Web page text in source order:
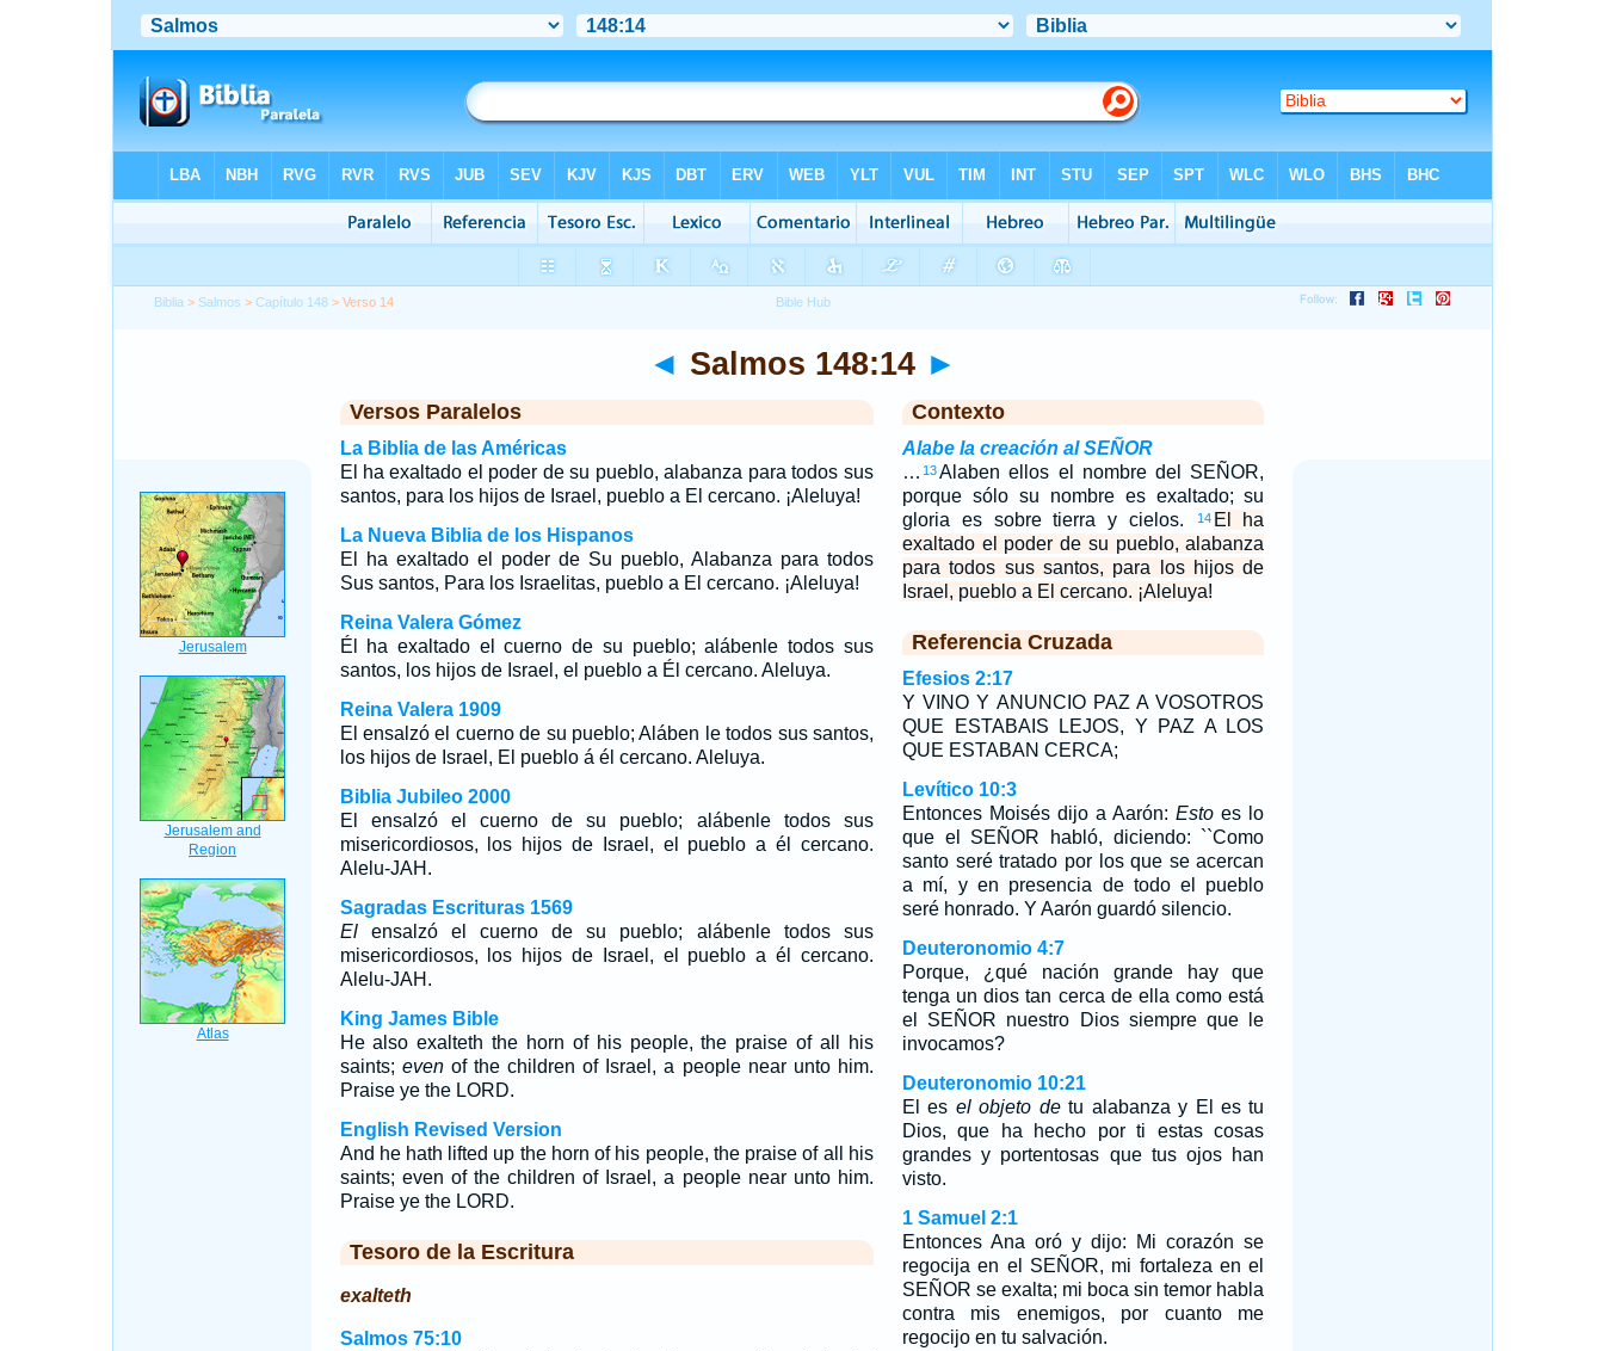
Biblia > Salmos >Capítulo 148 > Verso 14
◄ Salmos 148:14 ►
Versos Paralelos
La Biblia de las Américas
El ha exaltado el poder de su pueblo, alabanza para todos sus
santos, para los hijos de Israel, pueblo a El cercano. ¡Aleluya!
La Nueva Biblia de los Hispanos
El ha exaltado el poder de Su pueblo, Alabanza para todos
Sus santos, Para los Israelitas, pueblo a El cercano. ¡Aleluya!
Reina Valera Gómez
Él ha exaltado el cuerno de su pueblo; alábenle todos sus
santos, los hijos de Israel, el pueblo a Él cercano. Aleluya.
Reina Valera 1909
El ensalzó el cuerno de su pueblo; Aláben le todos sus santos,
los hijos de Israel, El pueblo á él cercano. Aleluya.
Biblia Jubileo 2000
El
ensalzó el cuerno de su pueblo; alábenle todos sus
misericordiosos, los hijos de Israel, el pueblo a él cercano.
Alelu-JAH.
Sagradas Escrituras 1569
Elensalzó el cuerno de su pueblo; alábenle todos sus
misericordiosos, los hijos de Israel, el pueblo a él cercano.
Alelu-JAH.
King James Bible
He also exalteth the horn of his people, the praise of all his
saints; evenof the children of Israel, a people near unto him.
Praise ye the LORD.
English Revised Version
And he hath lifted up the horn of his people, the praise of all his
saints; even of the children of Israel, a people near unto him.
Praise ye the LORD.
Tesoro de la Escritura
exalteth
Salmos 75:10
Contexto
Alabe la creación al SEÑOR
… 13Alaben ellos el nombre del SEÑOR,
porque sólo su nombre es exaltado; su
gloria es sobre tierra y cielos.
14 El ha
exaltado el poder de su pueblo, alabanza
para todos sus santos, para los hijos de
Israel, pueblo a El cercano. ¡Aleluya!
Referencia Cruzada
Efesios 2:17
Y VINO Y ANUNCIO PAZ A VOSOTROS
QUE ESTABAIS LEJOS, Y PAZ A LOS
QUE ESTABAN CERCA;
Levítico 10:3
Entonces Moisés dijo a Aarón:Esto es lo
que el SEÑOR habló, diciendo: ``Como
santo seré tratado por los que se acercan
a mí, y en presencia de todo el pueblo
seré honrado. Y Aarón guardó silencio.
Deuteronomio 4:7
Porque, ¿qué nación grande hay que
tenga un dios tan cerca de ella como está
el SEÑOR nuestro Dios siempre que le
invocamos?
Deuteronomio 10:21
El es el objeto detu alabanza y El es tu
Dios, que ha hecho por ti estas cosas
grandes y portentosas que tus ojos han
visto.
1 Samuel 2:1
Entonces Ana oró y dijo: Mi corazón se
regocija en el SEÑOR, mi fortaleza en el
SEÑOR se exalta; mi boca sin temor habla
contra mis enemigos, por cuanto me
regocijo en tu salvación.